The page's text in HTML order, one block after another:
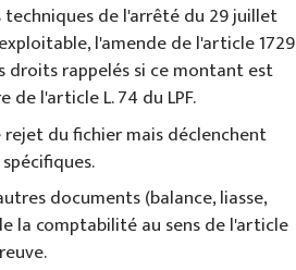
de l'arrêté du 29 juillet
l'amende de l'article 1729
droits rappelés si ce montant est
l'article L. 74 du LPF.
du fichier mais déclenchent
documents (balance, liasse,
la comptabilité au sens de l'article